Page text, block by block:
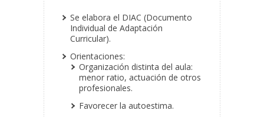
Se elabora el DIAC (Documento
Individual de Adaptación
Curricular).
Orientaciones:
Organización distinta del aula:
menor ratio, actuación de otros
profesionales.
Favorecer la autoestima.